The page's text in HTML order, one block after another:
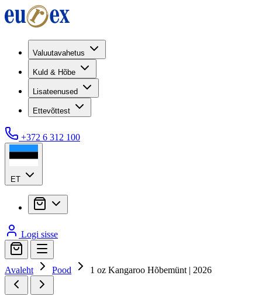
Valuutavahetus
Kuld & Hõbe
Lisateenused
Ettevõttest
+372 6 312 100
ET
Logi sisse
Avaleht Pood 1 oz Kangaroo Hõbemünt | 2026